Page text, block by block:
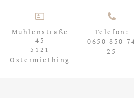
Mühlenstraße
45
5121
Ostermiething
Telefon:
0650 850 74
25